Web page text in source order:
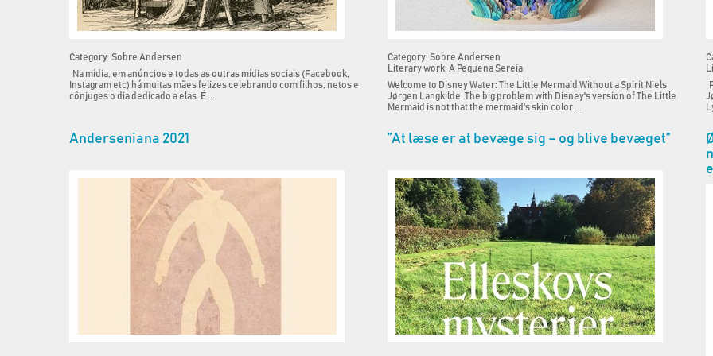
Category: Sobre Andersen
Na mídia, em anúncios e todas as outras mídias sociais (Facebook,
Instagram etc) há muitas mães felizes celebrando com filhos, netos e
cônjuges o dia dedicado a elas. É ...
Category: Sobre Andersen
Literary work: A Pequena Sereia
Welcome to Disney Water: The Little Mermaid Without a Spirit Niels
Jørgen Langkilde: The big problem with Disney's version of The Little
Mermaid is not that the mermaid's skin color ...
Anderseniana 2021 ”At læse er at bevæge sig – og blive bevæget”